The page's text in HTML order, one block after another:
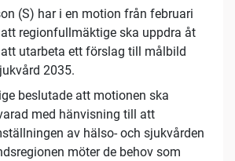
(S) har i en motion från februari
regionfullmäktige ska uppdra åt
utarbeta ett förslag till målbild
2035.
beslutade att motionen ska
med hänvisning till att
av hälso- och sjukvården
möter de behov som